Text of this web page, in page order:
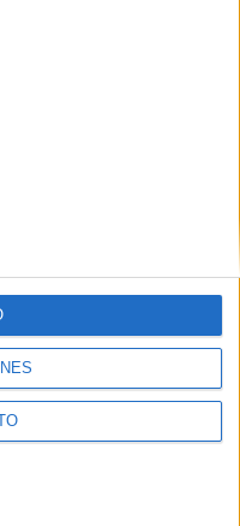
registrarte te daremos
100 consejos para tu